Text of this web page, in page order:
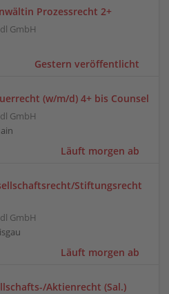
Prozessrecht 2+
GmbH
Gestern veröffentlicht
(w/m/d) 4+ bis Counsel
GmbH
Läuft morgen ab
Stiftungsrecht
GmbH
Läuft morgen ab
Aktienrecht (Sal.)